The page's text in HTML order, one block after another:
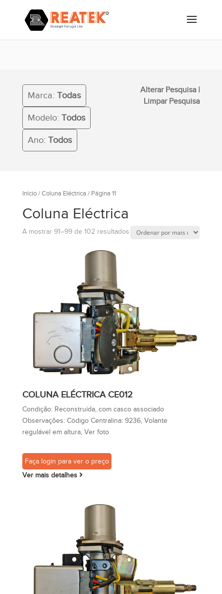
Marca: Todas
Modelo: Todos
Ano: Todos
Alterar Pesquisa |
Limpar Pesquisa
Início/ Coluna Eléctrica / Página 11
Coluna Eléctrica
A mostrar 91–99 de 102 resultados
COLUNA ELÉCTRICA CE012
Condição: Reconstruída, com casco associado
Observações: Código Centralina: 9236, Volante
regulável em altura, Ver foto
Faça login para ver o preço
Ver mais detalhes